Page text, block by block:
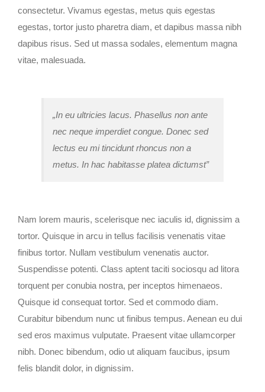
consectetur. Vivamus egestas, metus quis egestas
egestas, tortor justo pharetra diam, et dapibus massa nibh
dapibus risus. Sed ut massa sodales, elementum magna
vitae, malesuada.
„In eu ultricies lacus. Phasellus non ante
nec neque imperdiet congue. Donec sed
lectus eu mi tincidunt rhoncus non a
metus. In hac habitasse platea dictumst”
Nam lorem mauris, scelerisque nec iaculis id, dignissim a
tortor. Quisque in arcu in tellus facilisis venenatis vitae
finibus tortor. Nullam vestibulum venenatis auctor.
Suspendisse potenti. Class aptent taciti sociosqu ad litora
torquent per conubia nostra, per inceptos himenaeos.
Quisque id consequat tortor. Sed et commodo diam.
Curabitur bibendum nunc ut finibus tempus. Aenean eu dui
sed eros maximus vulputate. Praesent vitae ullamcorper
nibh. Donec bibendum, odio ut aliquam faucibus, ipsum
felis blandit dolor, in dignissim.